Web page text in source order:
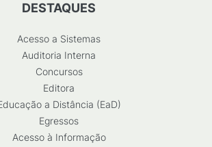
DESTAQUES
Acesso a Sistemas
Auditoria Interna
Concursos
Editora
a Distância (EaD)
Egressos
Acesso à Informação